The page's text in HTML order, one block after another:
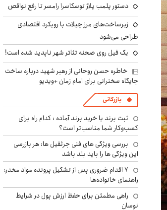
دستور پلمب پلاژ توسکاسرا رامسر تا رفع نواقص
زیرساخت‌های مرز چیلات با رویکرد اقتصادی
طراحی می‌شود
یک فیل روی صحنه تئاتر شهر ناپدید شده است!
خاطره حسن روحانی از رهبر شهید درباره ساخت
جایگاه سخنرانی برای امام زمان +ویدیو
بازرگانی
ثبت برند یا خرید برند آماده : کدام راه برای
کسب‌وکار شما مناسب‌تر است؟
بررسی ویژگی های فنی جرثقیل ها: هر بازرسی
این ویژگی ها را باید بلد باشد
۷ اقدام ضروری پس از تشکیل پرونده مواد مخدر؛
راهنمای خانواده‌ها
راهی مطمئن برای حفظ ارزش پول در شرایط
نوسان